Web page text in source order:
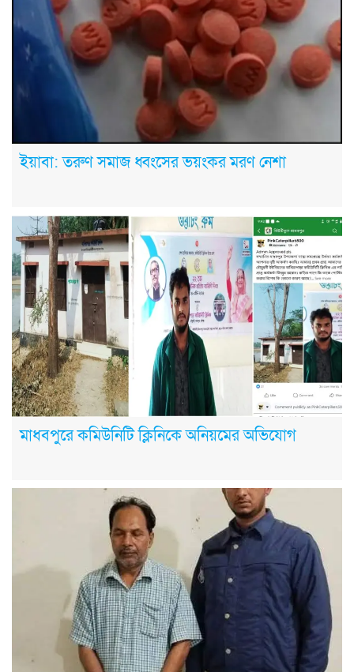
ইয়াবা: তরুণ সমাজ ধ্বংসের ভয়ংকর মরণ নেশা
মাধবপুরে কমিউনিটি ক্লিনিকে অনিয়মের অভিযোগ